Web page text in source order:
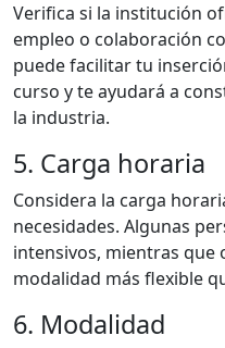
Verifica si la institución
empleo o colaboración
puede facilitar tu
curso y te ayudará a
la industria.
5. Carga horaria
Considera la carga
necesidades. Algunas
intensivos, mientras que
modalidad más flexible
6. Modalidad